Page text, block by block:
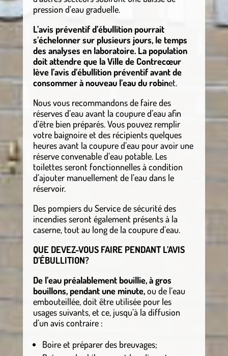
pression d’eau graduelle.
L’avis préventif d’ébullition pourrait
s’échelonner sur plusieurs jours, le temps
des analyses en laboratoire. La population
doit attendre que la Ville de Contrecœur
lève l’avis d’ébullition préventif avant de
consommer à nouveau l’eau du robinet.
Nous vous recommandons de faire des
réserves d’eau avant la coupure d’eau afin
d’être bien préparés. Vous pouvez remplir
votre baignoire et des récipients quelques
heures avant la coupure d’eau pour avoir une
réserve convenable d’eau potable. Les
toilettes seront fonctionnelles à condition
d’ajouter manuellement de l’eau dans le
réservoir.
Des pompiers du Service de sécurité des
incendies seront également présents à la
caserne, tout au long de la coupure d’eau.
QUE DEVEZ-VOUS FAIRE PENDANT L’AVIS
D’ÉBULLITION?
De l’eau préalablement bouillie, à gros
bouillons, pendant une minute,ou de l’eau
embouteillée, doit être utilisée pour les
usages suivants, et ce, jusqu’à la diffusion
d’un avis contraire :
Boire et préparer des breuvages;